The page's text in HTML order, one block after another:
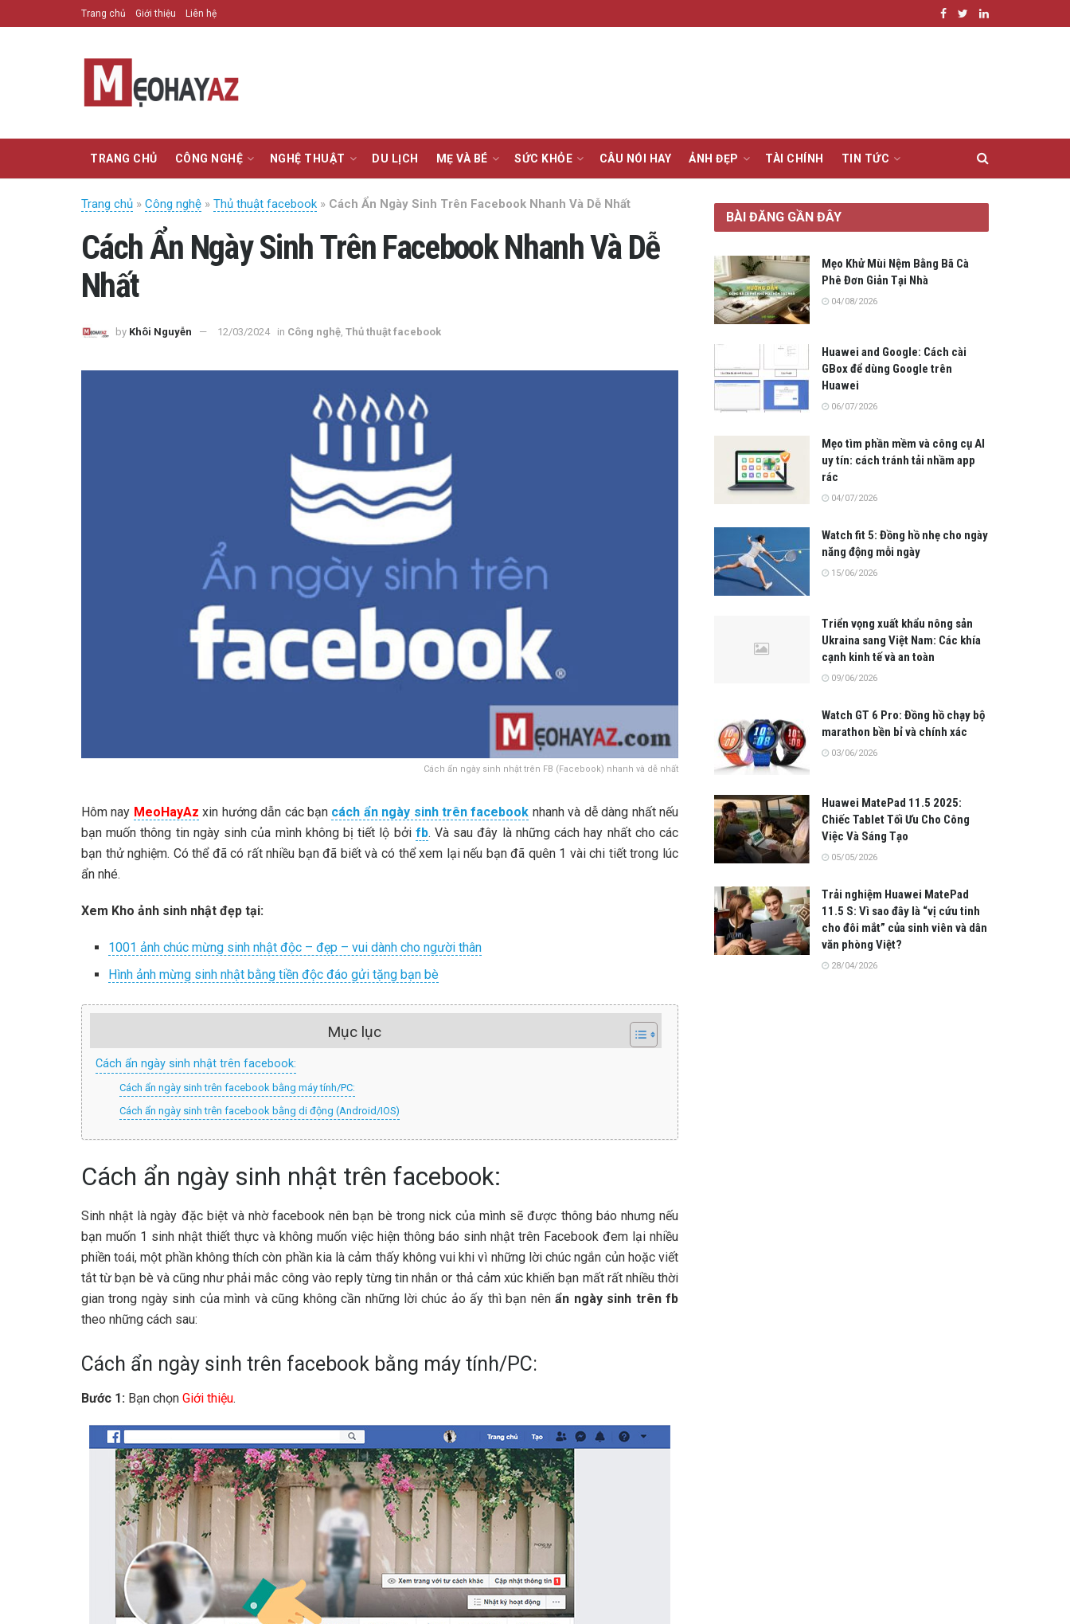
Trang chủ Giới thiệu Liên hệ
TRANG CHỦ CÔNG NGHỆ NGHỆ THUẬT DU LỊCH MẸ VÀ BÉ SỨC KHỎE CÂU NÓI HAY ẢNH ĐẸP TÀI CHÍNH TIN TỨC
Trang chủ » Công nghệ » Thủ thuật facebook » Cách Ẩn Ngày Sinh Trên Facebook Nhanh Và Dễ Nhất
Cách Ẩn Ngày Sinh Trên Facebook Nhanh Và Dễ
Nhất
by Khôi Nguyễn 12/03/2024 in Công nghệ Thủ thuật facebook
Cách ẩn ngày sinh nhật trên FB (Facebook) nhanh và dễ nhất
Hôm nay MeoHayAz xin hướng dẫn các bạn cách ẩn ngày sinh trên facebook nhanh và dễ dàng nhất nếu
bạn muốn thông tin ngày sinh của mình không bị tiết lộ bởi fb. Và sau đây là những cách hay nhất cho các
bạn thử nghiệm. Có thể đã có rất nhiều bạn đã biết và có thể xem lại nếu bạn đã quên 1 vài chi tiết trong lúc
ẩn nhé.
Xem Kho ảnh sinh nhật đẹp tại:
1001 ảnh chúc mừng sinh nhật độc – đẹp – vui dành cho người thân
Hình ảnh mừng sinh nhật bằng tiền độc đáo gửi tặng bạn bè
Mục lục
Cách ẩn ngày sinh nhật trên facebook:
Cách ẩn ngày sinh trên facebook bằng máy tính/PC:
Cách ẩn ngày sinh trên facebook bằng di động (Android/IOS)
Cách ẩn ngày sinh nhật trên facebook:
Sinh nhật là ngày đặc biệt và nhờ facebook nên bạn bè trong nick của mình sẽ được thông báo nhưng nếu
bạn muốn 1 sinh nhật thiết thực và không muốn việc hiện thông báo sinh nhật trên Facebook đem lại nhiều
phiền toái, một phần không thích còn phần kia là cảm thấy không vui khi vì những lời chúc ngắn củn hoặc viết
tắt từ bạn bè và cũng như phải mắc công vào reply từng tin nhắn or thả cảm xúc khiến bạn mất rất nhiều thời
gian trong ngày sinh của mình và cũng không cần những lời chúc ảo ấy thì bạn nênẩn ngày sinh trên fb
theo những cách sau:
Cách ẩn ngày sinh trên facebook bằng máy tính/PC:
Bước 1: Bạn chọn Giới thiệu.
BÀI ĐĂNG GẦN ĐÂY
Mẹo Khử Mùi Nệm Bằng Bã Cà
Phê Đơn Giản Tại Nhà
04/08/2026
Huawei and Google: Cách cài
GBox để dùng Google trên
Huawei
06/07/2026
Mẹo tìm phần mềm và công cụ AI
uy tín: cách tránh tải nhầm app
rác
04/07/2026
Watch fit 5: Đồng hồ nhẹ cho ngày
năng động mỗi ngày
15/06/2026
Triển vọng xuất khẩu nông sản
Ukraina sang Việt Nam: Các khía
cạnh kinh tế và an toàn
09/06/2026
Watch GT 6 Pro: Đồng hồ chạy bộ
marathon bền bỉ và chính xác
03/06/2026
Huawei MatePad 11.5 2025:
Chiếc Tablet Tối Ưu Cho Công
Việc Và Sáng Tạo
05/05/2026
Trải nghiệm Huawei MatePad
11.5 S: Vì sao đây là “vị cứu tinh
cho đôi mắt” của sinh viên và dân
văn phòng Việt?
28/04/2026